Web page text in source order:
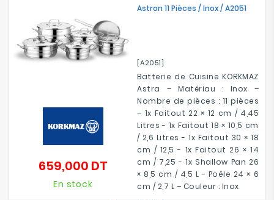
Astron 11 Pièces / Inox / A2051
[A2051]
Batterie de Cuisine KORKMAZ
Astra – Matériau : Inox –
Nombre de pièces : 11 pièces
– 1x Faitout 22 × 12 cm / 4,45
Litres - 1x Faitout 18 × 10,5 cm
/ 2,6 Litres - 1x Faitout 30 × 18
cm / 12,5 - 1x Faitout 26 × 14
cm / 7,25 - 1x Shallow Pan 26
× 8,5 cm / 4,5 L - Poêle 24 × 6
cm / 2,7 L – Couleur : Inox
659,000 DT
En stock